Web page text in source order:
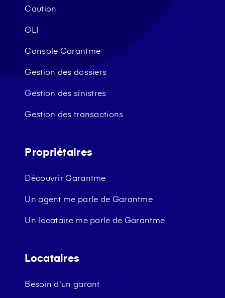
Caution
GLI
Console Garantme
Gestion des dossiers
Gestion des sinistres
Gestion des transactions
Propriétaires
Découvrir Garantme
Un agent me parle de Garantme
Un locataire me parle de Garantme
Locataires
Besoin d'un garant